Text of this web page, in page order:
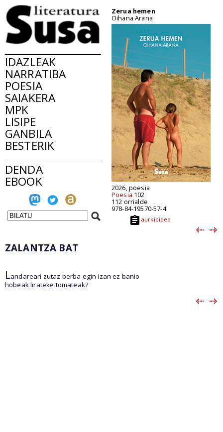
IDAZLEAK
NARRATIBA
POESIA
SAIAKERA
MPK
LISIPE
GANBILA
BESTERIK
DENDA
EBOOK
Zerua hemen
Oihana Arana
2026, poesia
Poesia 102
112 orrialde
978-84-19570-57-4
aurkibidea
ZALANTZA BAT
Landareari zutaz berba egin izan ez banio
hobeak lirateke tomateak?